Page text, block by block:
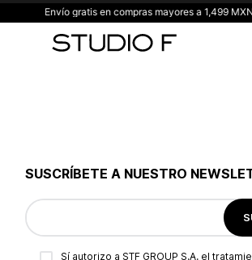
Envío gratis en compras mayores a 1,499 MXN
SUSCRÍBETE A NUESTRO
Sí autorizo a STF GROUP S.A. el